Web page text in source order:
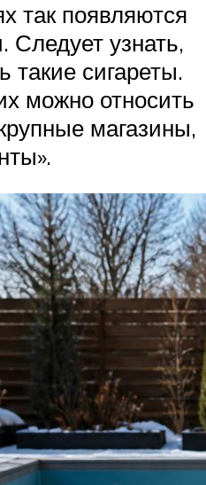
так появляются
узнать,
такие сигареты.
можно относить
магазины,